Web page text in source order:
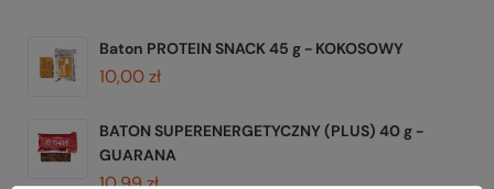
Baton PROTEIN SNACK 45 g - KOKOSOWY
10,00 zł
BATON SUPERENERGETYCZNY (PLUS) 40 g -
GUARANA
10,99 zł